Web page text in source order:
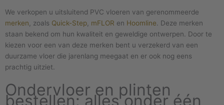
We verkopen u uitsluitend PVC vloeren van gerenommeerde
merken, zoals Quick-Step, mFLOR en Hoomline. Deze merken
staan bekend om hun kwaliteit en geweldige ontwerpen. Door te
kiezen voor een van deze merken bent u verzekerd van een
duurzame vloer die jarenlang meegaat en er ook nog eens
prachtig uitziet.
Ondervloer en plinten
bestellen: alles onder één